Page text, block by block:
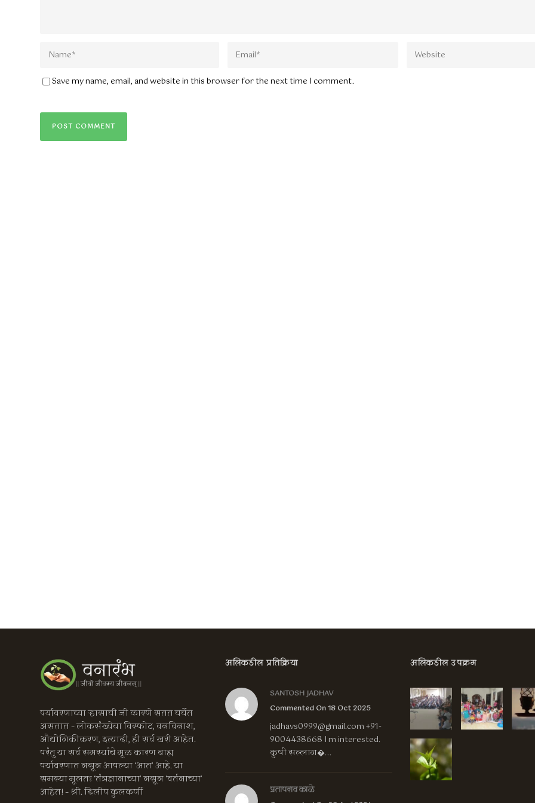
Save my name, email, and website in this browser for the next time I comment.
पर्यावरणाच्या ऱ्हासाची जी कारणे सतत चर्चेत
असतात – लोकसंख्येचा विस्फोट, वनविनाश,
औद्योगिकीकरण, इत्यादी, ही सर्व खरी आहेत.
परंतु या सर्व समस्यांचे मूळ कारण बाह्य
पर्यावरणात नसून आपल्या ‘आत’ आहे. या
समस्या मूलतः ‘तंत्रज्ञानाच्या’ नसून ‘वर्तनाच्या’
आहेत! – श्री. दिलीप कुलकर्णी
अलिकडील प्रतिक्रिया
SANTOSH JADHAV
Commented On 18 Oct 2025
jadhavs0999@gmail.com+91-
9004438668 I m interested.
कुषी सल्लाग�...
प्रतापराव काळे
अलिकडील उपक्रम